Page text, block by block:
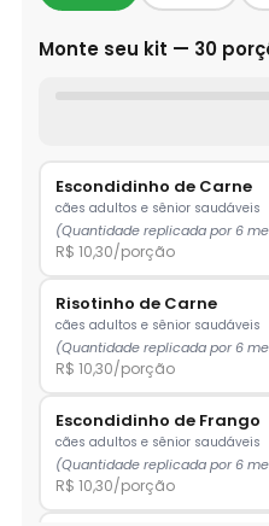
Monte seu kit — 30
Escondidinho de Carne
cães adultos e sênior saudáveis
(Quantidade replicada por 6
R$ 10,30/porção
Risotinho de Carne
cães adultos e sênior saudáveis
(Quantidade replicada por 6
R$ 10,30/porção
Escondidinho de Frango
cães adultos e sênior saudáveis
(Quantidade replicada por 6
R$ 10,30/porção